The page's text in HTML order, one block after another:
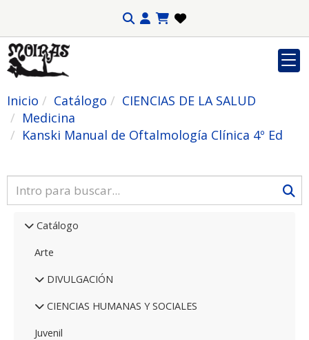
Inicio Catálogo
CIENCIAS DE LA SALUD
Medicina
Kanski Manual de Oftalmología Clínica 4º Ed
Catálogo
Arte
DIVULGACIÓN
CIENCIAS HUMANAS Y SOCIALES
Juvenil